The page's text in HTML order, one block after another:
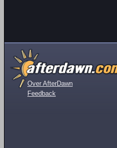
Over AfterDawn
Feedback